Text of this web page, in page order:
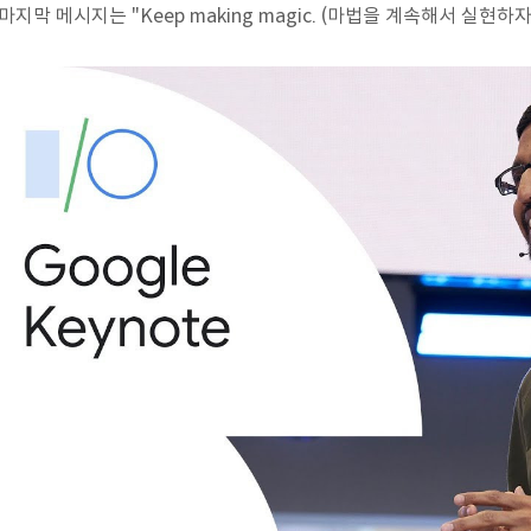
지막 메시지는 "Keep making magic. (마법을 계속해서 실현하